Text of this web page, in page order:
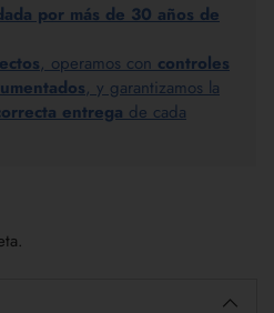
por más de 30 años de
, operamos con controles
, y garantizamos la
entrega de cada